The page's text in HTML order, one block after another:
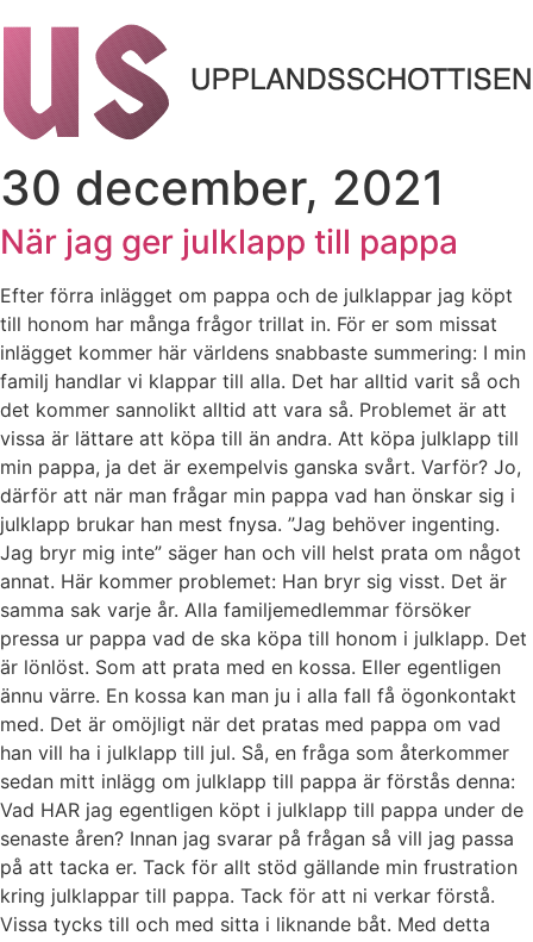
30 december, 2021
När jag ger julklapp till pappa
Efter förra inlägget om pappa och de julklappar jag köpt
till honom har många frågor trillat in. För er som missat
inlägget kommer här världens snabbaste summering: I min
familj handlar vi klappar till alla. Det har alltid varit så och
det kommer sannolikt alltid att vara så. Problemet är att
vissa är lättare att köpa till än andra. Att köpa julklapp till
min pappa, ja det är exempelvis ganska svårt. Varför? Jo,
därför att när man frågar min pappa vad han önskar sig i
julklapp brukar han mest fnysa. ”Jag behöver ingenting.
Jag bryr mig inte” säger han och vill helst prata om något
annat. Här kommer problemet: Han bryr sig visst. Det är
samma sak varje år. Alla familjemedlemmar försöker
pressa ur pappa vad de ska köpa till honom i julklapp. Det
är lönlöst. Som att prata med en kossa. Eller egentligen
ännu värre. En kossa kan man ju i alla fall få ögonkontakt
med. Det är omöjligt när det pratas med pappa om vad
han vill ha i julklapp till jul. Så, en fråga som återkommer
sedan mitt inlägg om julklapp till pappa är förstås denna:
Vad HAR jag egentligen köpt i julklapp till pappa under de
senaste åren? Innan jag svarar på frågan så vill jag passa
på att tacka er. Tack för allt stöd gällande min frustration
kring julklappar till pappa. Tack för att ni verkar förstå.
Vissa tycks till och med sitta i liknande båt. Med detta